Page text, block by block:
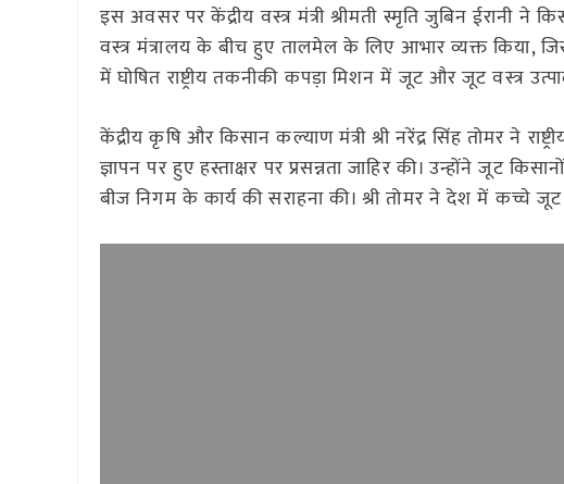
इस अवसर पर केंद्रीय वस्त्र मंत्री श्रीमती स्मृति जुबिन ईरानी ने
वस्त्र मंत्रालय के बीच हुए तालमेल के लिए आभार व्यक्त किया,
में घोषित राष्ट्रीय तकनीकी कपड़ा मिशन में जूट और जूट वस्त्र
केंद्रीय कृषि और किसान कल्याण मंत्री श्री नरेंद्र सिंह तोमर ने
ज्ञापन पर हुए हस्ताक्षर पर प्रसन्नता जाहिर की। उन्होंने जूट
बीज निगम के कार्य की सराहना की। श्री तोमर ने देश में कच्चे